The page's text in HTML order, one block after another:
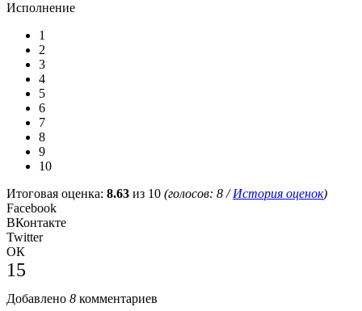
Исполнение
1
2
3
4
5
6
7
8
9
10
Итоговая оценка: 8.63 из 10 (голосов: 8/История оценок)
Facebook
ВКонтакте
Twitter
ОК
15
Добавлено 8 комментариев